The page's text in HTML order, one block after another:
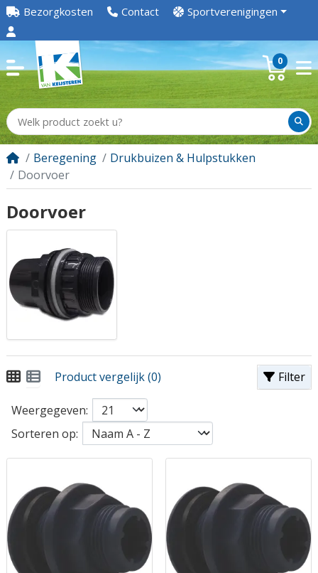
Bezorgkosten Contact Sportverenigingen
0
Beregening
Drukbuizen & Hulpstukken
Doorvoer
Doorvoer
Filter
Product vergelijk (0)
Weergegeven:
Sorteren op: